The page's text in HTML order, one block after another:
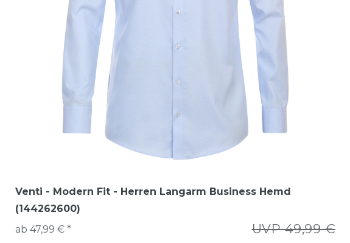
Venti - Modern Fit - Herren Langarm Business Hemd
(144262600)
UVP 49,99 €
ab 47,99 € *